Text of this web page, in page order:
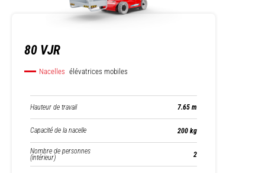
80 VJR
Nacelles élévatrices mobiles
Hauteur de travail 7.65 m
Capacité de la nacelle 200 kg
Nombre de personnes
(intérieur) 2